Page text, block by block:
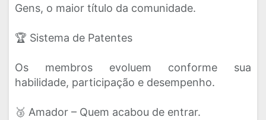
Gens, o maior título da comunidade.
🏆 Sistema de Patentes
Os membros evoluem conforme sua
habilidade, participação e desempenho.
🥉 Amador – Quem acabou de entrar.